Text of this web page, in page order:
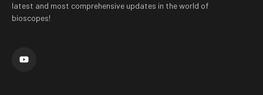
latest and most comprehensive updates in the world of
bioscopes!
u